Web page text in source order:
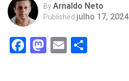
ByArnaldo Neto
Published julho 17, 2024
Facebook
Mastodon
Email